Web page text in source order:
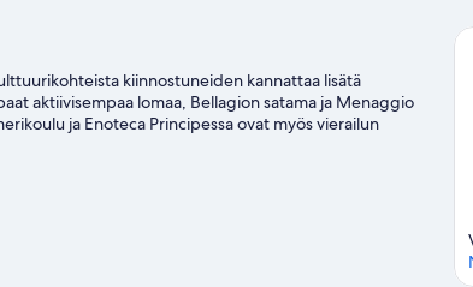
kiinnostuneiden kannattaa lisätä
aktiivisempaa lomaa, Bellagion satama ja Menaggio
ja Enoteca Principessa ovat myös vierailun
ja vesihiihto, tai ulkoilma-aktiviteetteihin, joihin